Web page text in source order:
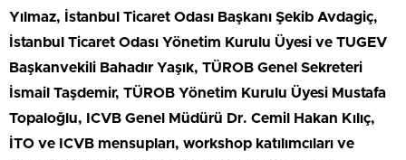
Yılmaz, İstanbul Ticaret Odası Başkanı Şekib Avdagiç,
İstanbul Ticaret Odası Yönetim Kurulu Üyesi ve TUGEV
Başkanvekili Bahadır Yaşık, TÜROB Genel Sekreteri
İsmail Taşdemir, TÜROB Yönetim Kurulu Üyesi Mustafa
Topaloğlu, ICVB Genel Müdürü Dr. Cemil Hakan Kılıç,
İTO ve ICVB mensupları, workshop katılımcıları ve